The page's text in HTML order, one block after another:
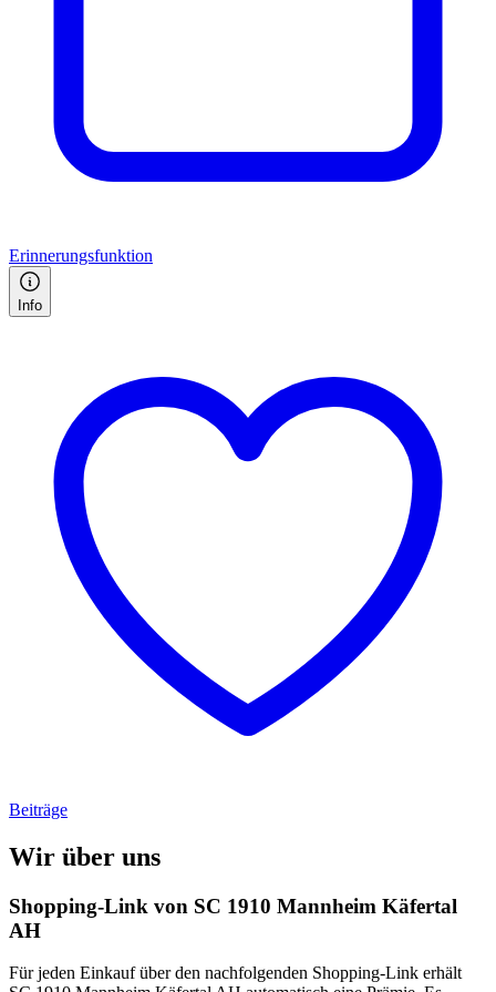
Erinnerungsfunktion
Info
Beiträge
Wir über uns
Shopping-Link von SC 1910 Mannheim Käfertal
AH
Für jeden Einkauf über den nachfolgenden Shopping-Link erhält